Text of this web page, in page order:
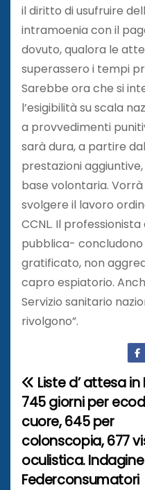
il diritto di usufruire
intramoenia con il
dovuto, qualora le
superassero i tempi
Sarebbe ora che si
l’esigibilità su scala
a provvedimenti
sarà dura, a partire
prestazioni
base volontaria.
svolgere il lavoro
CCNL. Il
pubblica- concludono
gratificato, non
capro espiatorio.
Servizio sanitario
rivolgono”.
N
a
v
i
Liste d’ attesa in
745 giorni per
cuore, 645 per
colonscopia, 677
oculistica. Indagine
Federconsumatori